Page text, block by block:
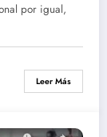
por igual,
Leer Más